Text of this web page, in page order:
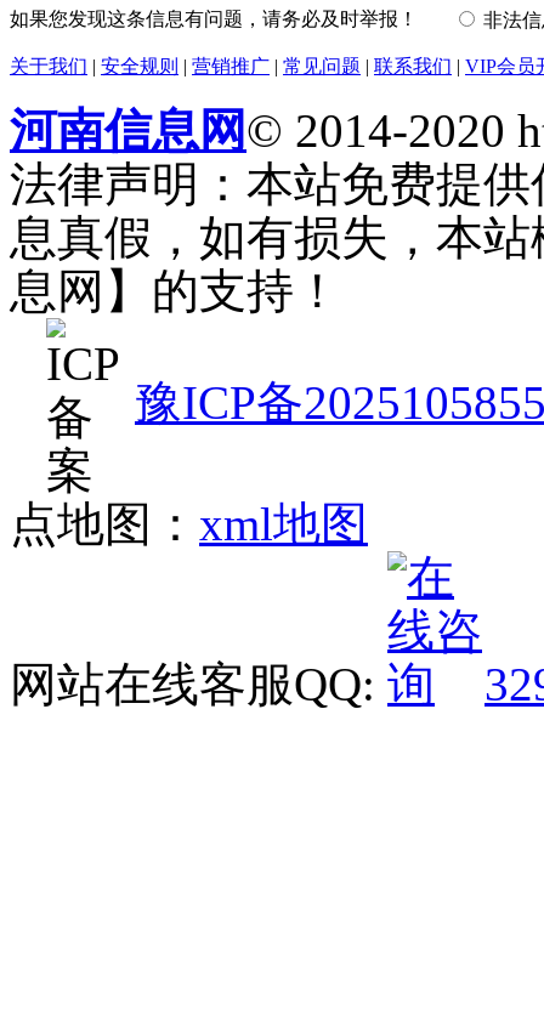
如果您发现这条信息有问题，请务必及时举报！ 非法
关于我们 | 安全规则 | 营销推广 | 常见问题 | 联系我们 | VIP会员
河南信息网© 2014-2020
法律声明：本站免费提
息真假，如有损失，本
息网】的支持！
豫ICP备
点地图： xml地图
网站在线客服QQ: